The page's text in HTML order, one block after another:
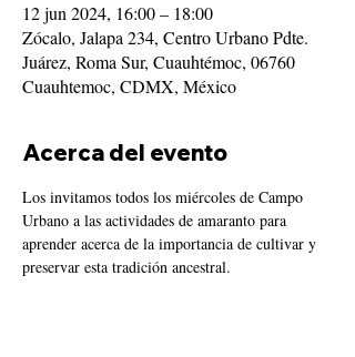
12 jun 2024, 16:00 – 18:00
Zócalo, Jalapa 234, Centro Urbano Pdte.
Juárez, Roma Sur, Cuauhtémoc, 06760
Cuauhtemoc, CDMX, México
Acerca del evento
Los invitamos todos los miércoles de Campo
Urbano a las actividades de amaranto para
aprender acerca de la importancia de cultivar y
preservar esta tradición ancestral.